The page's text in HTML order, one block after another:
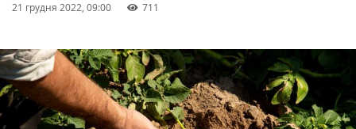
21 грудня 2022, 09:00 711